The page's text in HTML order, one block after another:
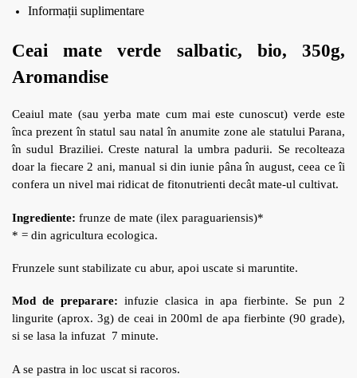
Informații suplimentare
Ceai mate verde salbatic, bio, 350g,
Aromandise
Ceaiul mate (sau yerba mate cum mai este cunoscut) verde este
înca prezent în statul sau natal în anumite zone ale statului Parana,
în sudul Braziliei. Creste natural la umbra padurii. Se recolteaza
doar la fiecare 2 ani, manual si din iunie pâna în august, ceea ce îi
confera un nivel mai ridicat de fitonutrienti decât mate-ul cultivat.
Ingrediente: frunze de mate (ilex paraguariensis)*
* = din agricultura ecologica.
Frunzele sunt stabilizate cu abur, apoi uscate si maruntite.
Mod de preparare: infuzie clasica in apa fierbinte. Se pun 2
lingurite (aprox. 3g) de ceai in 200ml de apa fierbinte (90 grade),
si se lasa la infuzat 7 minute.
A se pastra in loc uscat si racoros.